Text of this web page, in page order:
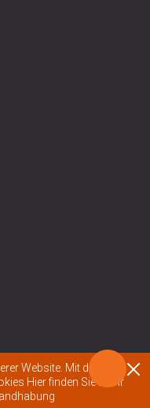
Website. Mit dem
Hier finden Sie mehr